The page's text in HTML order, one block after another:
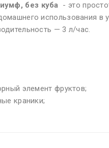
без куба - это
использования в
— 3 л/час.
элемент фруктов;
краники;